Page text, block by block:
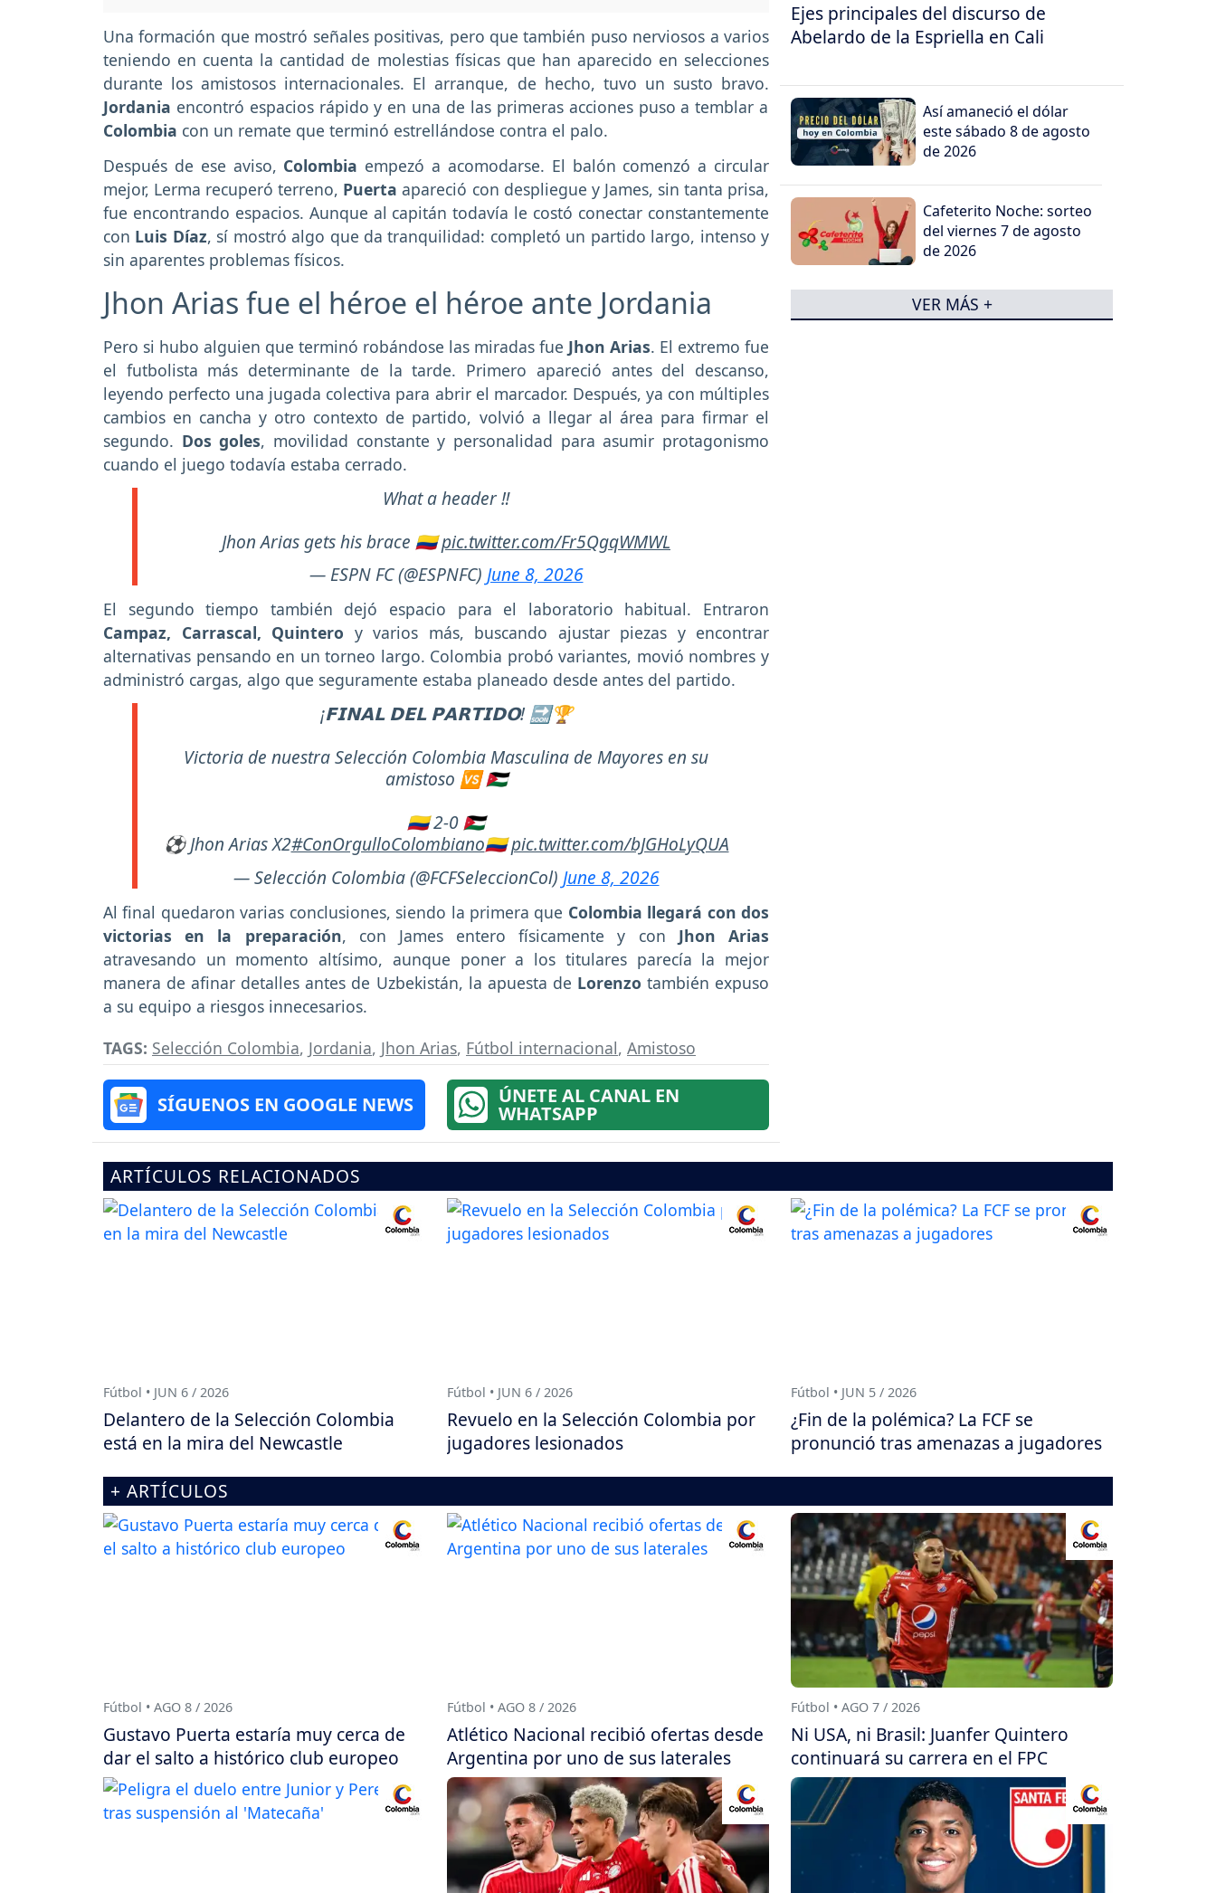
Una formación que mostró señales positivas, pero que también puso nerviosos a varios
teniendo en cuenta la cantidad de molestias físicas que han aparecido en selecciones
durante los amistosos internacionales. El arranque, de hecho, tuvo un susto bravo.
Jordania encontró espacios rápido y en una de las primeras acciones puso a temblar a
Colombia con un remate que terminó estrellándose contra el palo.
Después de ese aviso, Colombia empezó a acomodarse. El balón comenzó a circular
mejor, Lerma recuperó terreno, Puertaapareció con despliegue y James, sin tanta prisa,
fue encontrando espacios. Aunque al capitán todavía le costó conectar constantemente
con Luis Díaz, sí mostró algo que da tranquilidad: completó un partido largo, intenso y
sin aparentes problemas físicos.
Jhon Arias fue el héroe el héroe ante Jordania
Pero si hubo alguien que terminó robándose las miradas fue Jhon Arias. El extremo fue
el futbolista más determinante de la tarde. Primero apareció antes del descanso,
leyendo perfecto una jugada colectiva para abrir el marcador. Después, ya con múltiples
cambios en cancha y otro contexto de partido, volvió a llegar al área para firmar el
segundo. Dos goles, movilidad constante y personalidad para asumir protagonismo
cuando el juego todavía estaba cerrado.
What a header ‼️
Jhon Arias gets his brace 🇨🇴pic.twitter.com/Fr5QgqWMWL
— ESPN FC (@ESPNFC) June 8, 2026
El segundo tiempo también dejó espacio para el laboratorio habitual. Entraron
Campaz, Carrascal, Quintero y varios más, buscando ajustar piezas y encontrar
alternativas pensando en un torneo largo. Colombia probó variantes, movió nombres y
administró cargas, algo que seguramente estaba planeado desde antes del partido.
¡𝗙𝗜𝗡𝗔𝗟 𝗗𝗘𝗟 𝗣𝗔𝗥𝗧𝗜𝗗𝗢! 🔜🏆
Victoria de nuestra Selección Colombia Masculina de Mayores en su
amistoso 🆚 🇯🇴
🇨🇴 2-0 🇯🇴
⚽️ Jhon Arias X2#ConOrgulloColombiano🇨🇴pic.twitter.com/bJGHoLyQUA
— Selección Colombia (@FCFSeleccionCol) June 8, 2026
Al final quedaron varias conclusiones, siendo la primera que Colombia llegará con dos
victorias en la preparación, con James entero físicamente y con Jhon
Arias
atravesando un momento altísimo, aunque poner a los titulares parecía la mejor
manera de afinar detalles antes de Uzbekistán, la apuesta de Lorenzo también expuso
a su equipo a riesgos innecesarios.
TAGS: Selección Colombia, Jordania, Jhon Arias, Fútbol internacional, Amistoso
SÍGUENOS EN GOOGLE NEWS ÚNETE AL CANAL EN
WHATSAPP
Ejes principales del discurso de
Abelardo de la Espriella en Cali
Así amaneció el dólar
este sábado 8 de agosto
de 2026
Cafeterito Noche: sorteo
del viernes 7 de agosto
de 2026
VER MÁS +
ARTÍCULOS RELACIONADOS
Fútbol • JUN 6 / 2026
Delantero de la Selección Colombia
está en la mira del Newcastle
Fútbol • JUN 6 / 2026
Revuelo en la Selección Colombia por
jugadores lesionados
Fútbol • JUN 5 / 2026
¿Fin de la polémica? La FCF se
pronunció tras amenazas a jugadores
+ ARTÍCULOS
Fútbol • AGO 8 / 2026
Gustavo Puerta estaría muy cerca de
dar el salto a histórico club europeo
Fútbol • AGO 8 / 2026
Atlético Nacional recibió ofertas desde
Argentina por uno de sus laterales
Fútbol • AGO 7 / 2026
Ni USA, ni Brasil: Juanfer Quintero
continuará su carrera en el FPC